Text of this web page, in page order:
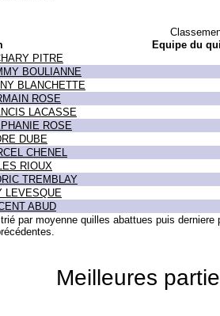
Equipe du
PITRE
BOULIANNE
BLANCHETTE
ROSE
LACASSE
ROSE
DUBE
CHENEL
RIOUX
TREMBLAY
LEVESQUE
ABUD
par moyenne quilles abattues puis
Meilleures